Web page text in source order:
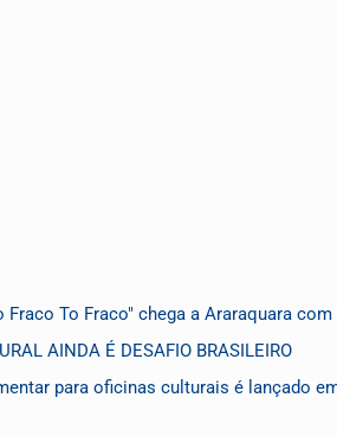
To Fraco" chega a Araraquara
AINDA É DESAFIO BRASILEIRO
para oficinas culturais é lançado